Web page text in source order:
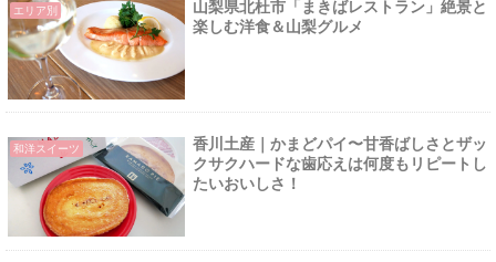
エリア別
山梨県北杜市「まきばレストラン」絶景と
楽しむ洋食＆山梨グルメ
和洋スイーツ
香川土産｜かまどパイ〜甘香ばしさとザッ
クサクハードな歯応えは何度もリピートし
たいおいしさ！